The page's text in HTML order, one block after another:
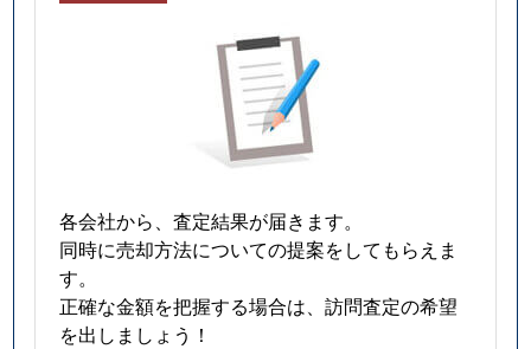
各会社から、査定結果が届きます。
同時に売却方法についての提案をしてもらえま
す。
正確な金額を把握する場合は、訪問査定の希望
を出しましょう！